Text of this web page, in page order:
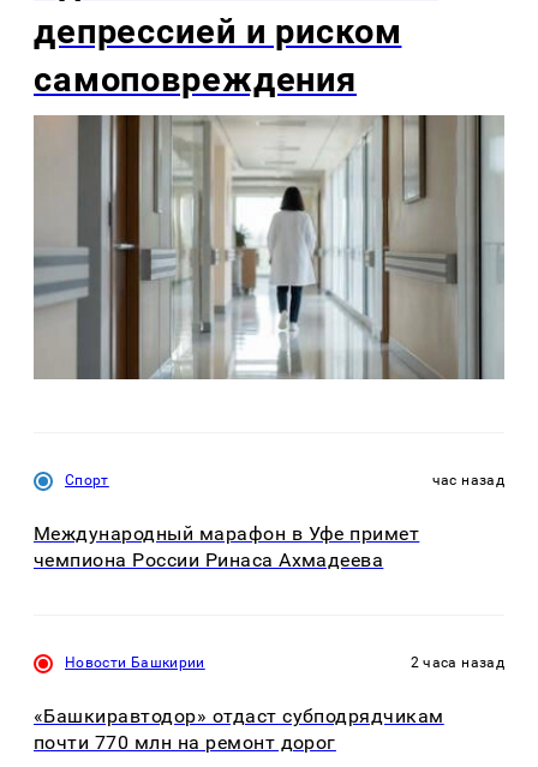
депрессией и риском
самоповреждения
Спорт час назад
Международный марафон в Уфе примет
чемпиона России Ринаса Ахмадеева
Новости Башкирии 2 часа назад
«Башкиравтодор» отдаст субподрядчикам
почти 770 млн на ремонт дорог